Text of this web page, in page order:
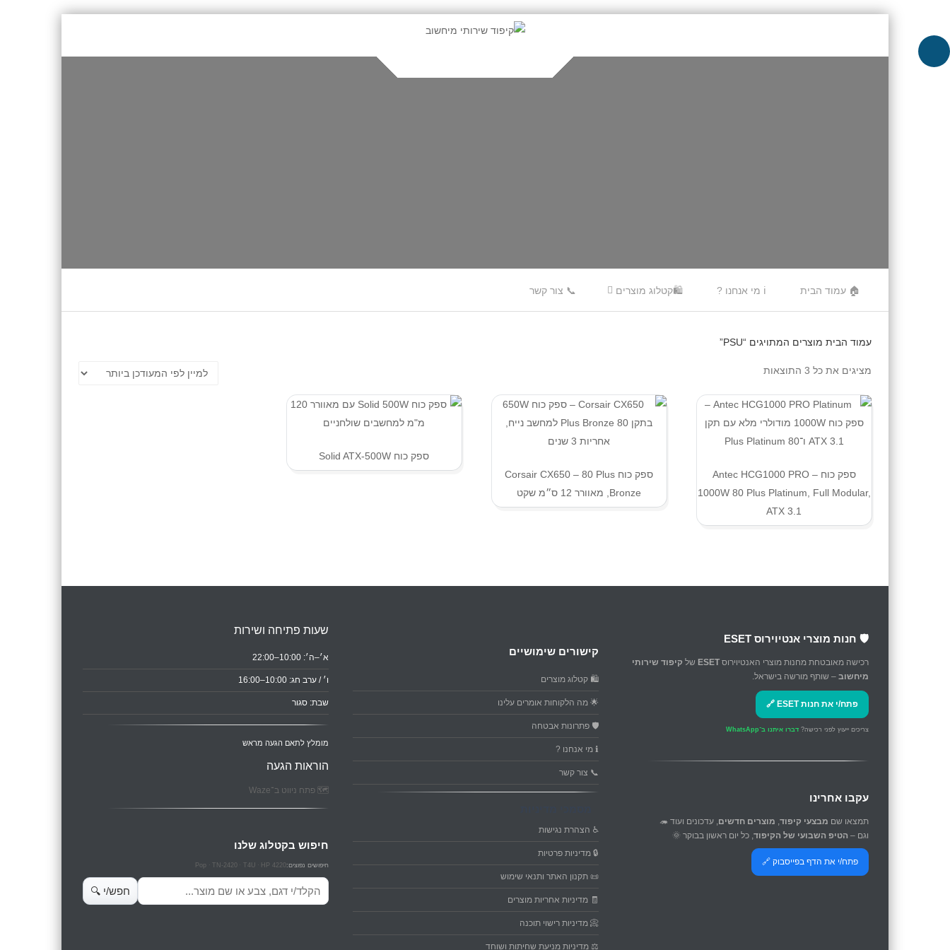
Menu🏠 עמוד הבית
ℹ️ מי אנחנו ? 🛍️קטלוג מוצרים 📞 צור קשר
עמוד הבית מוצרים המתויגים “PSU”
מציגים את כל ⁦3⁩ התוצאות
ספק כוח Antec HCG1000 PRO –
1000W 80 Plus Platinum, Full Modular,
ATX 3.1
ספק כוח Corsair CX650 – 80 Plus
Bronze, מאוורר 12 ס״מ שקט
ספק כוח Solid ATX-500W
🛡️ חנות מוצרי אנטיוירוס ESET
רכישה מאובטחת מחנות מוצרי האנטיוירוס ESET של קיפוד שירותי
מיחשוב – שותף מורשה בישראל.
פתח/י את חנות ESET 🔗
צריכים ייעוץ לפני רכישה? דברו איתנו ב־WhatsApp
עקבו אחרינו
תמצאו שם מבצעי קיפוד, מוצרים חדשים, עדכונים ועוד 🦔
וגם – הטיפ השבועי של הקיפוד, כל יום ראשון בבוקר 🌞
פתח/י את הדף בפייסבוק 🔗
קישורים שימושיים
🛍️ קטלוג מוצרים
🌟 מה הלקוחות אומרים עלינו
🛡️ פתרונות אבטחה
ℹ️ מי אנחנו ?
📞 צור קשר
♿ הצהרת נגישות
🔒 מדיניות פרטיות
📜 תקנון האתר ותנאי שימוש
🧾 מדיניות אחריות מוצרים
📀 מדיניות רישוי תוכנה
⚖️ מדיניות מניעת שחיתות ושוחד
שעות פתיחה ושירות
א׳–ה׳: 10:00–22:00
ו׳ / ערב חג: 10:00–16:00
שבת: סגור
מומלץ לתאם הגעה מראש
הוראות הגעה
🗺️ פתח ניווט ב־Waze
חיפוש בקטלוג שלנו
חיפושים נפוצים:HP 4220
T4U
TN-2420
Pop
חיפוש מוצרים
חפש/י 🔍